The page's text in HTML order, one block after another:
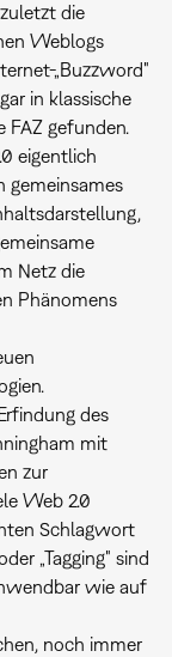
die
Weblogs
„Buzzword"
in klassische
FAZ gefunden.
eigentlich
gemeinsames
Netz die
Phänomens
des
mit
zur
Web 2.0
Schlagwort
„Tagging" sind
wie auf
noch immer